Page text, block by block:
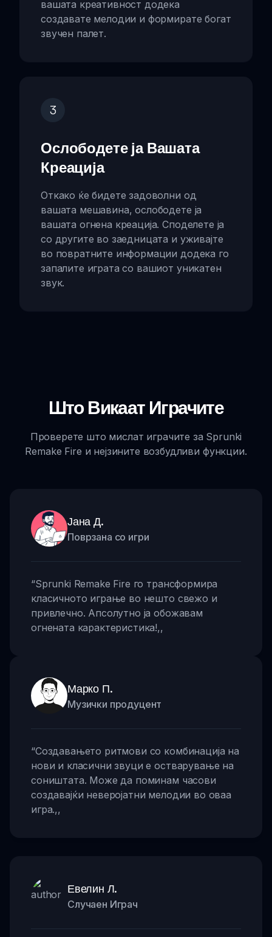
вашата креативност додека
создавате мелодии и формирате богат
звучен палет.
3
Ослободете ја Вашата
Креација
Откако ќе бидете задоволни од
вашата мешавина, ослободете ја
вашата огнена креација. Споделете ја
со другите во заедницата и уживајте
во повратните информации додека го
запалите играта со вашиот уникатен
звук.
Што Викаат Играчите
Проверете што мислат играчите за Sprunki
Remake Fire и нејзините возбудливи функции.
Јана Д.
Поврзана со игри
“Sprunki Remake Fire го трансформира
класичното играње во нешто свежо и
привлечно. Апсолутно ја обожавам
огнената карактеристика!,,
Марко П.
Музички продуцент
“Создавањето ритмови со комбинација на
нови и класични звуци е остварување на
соништата. Може да поминам часови
создавајќи неверојатни мелодии во оваа
игра.,,
Евелин Л.
Случаен Играч